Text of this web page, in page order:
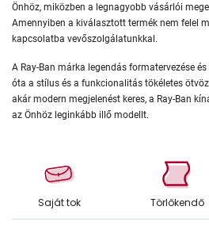
Önhöz, miközben a legnagyobb vásárlói
Amennyiben a kiválasztott termék nem felel
kapcsolatba vevőszolgálatunkkal.
A Ray-Ban márka legendás formatervezése
óta a stílus és a funkcionalitás tökéletes
akár modern megjelenést keres, a Ray-Ban
az Önhöz leginkább illő modellt.
Saját tok Törlőkendő